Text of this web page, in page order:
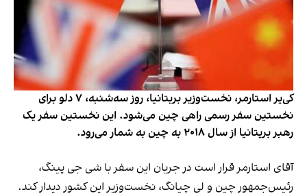
کی‌یر استارمر، نخست‌وزیر بریتانیا، روز سه‌شنبه، ۷ دلو برای
نخستین سفر رسمی راهی چین می‌شود. این نخستین سفر یک
رهبر بریتانیا از سال ۲۰۱۸ به چین به شمار می‌رود.
آقای استارمر قرار است در جریان این سفر با شی جی پینگ،
رئیس‌جمهور چین و لی چیانگ، نخست‌وزیر این کشور دیدار کند.